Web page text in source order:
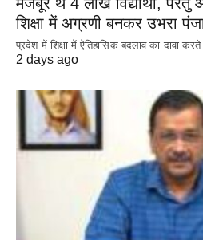
मजबूर थे 4 लाख विद्यार्थी,
शिक्षा में अग्रणी बनकर उभरा
प्रदेश में शिक्षा में ऐतिहासिक बदलाव का दावा
2 days ago